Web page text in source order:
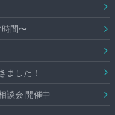
間〜
ました！
談会 開催中